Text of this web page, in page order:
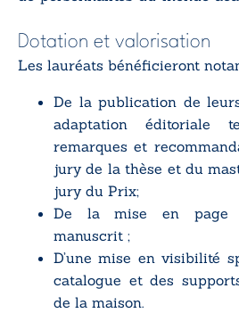
Dotation et valorisation
Les lauréats bénéficieront
De la publication de
adaptation éditoriale
remarques et
jury de la thèse et du
jury du Prix;
De la mise en page
manuscrit ;
D’une mise en visibilité
catalogue et des
de la maison.